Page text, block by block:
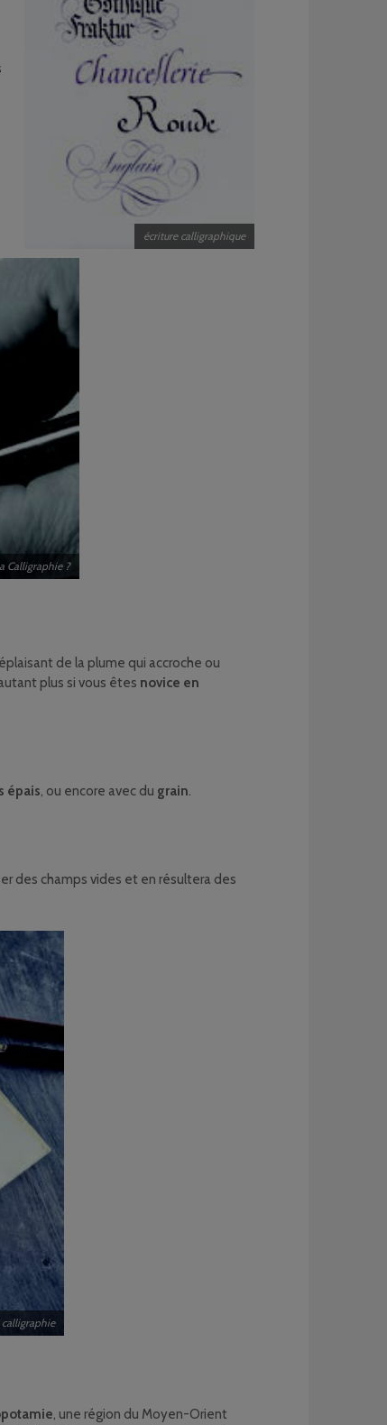
écriture calligraphique
Calligraphie ?
de la plume qui accroche ou
plus si vous êtes novice en
épais, ou encore avec du grain.
des champs vides et en résultera des
calligraphie
, une région du Moyen-Orient